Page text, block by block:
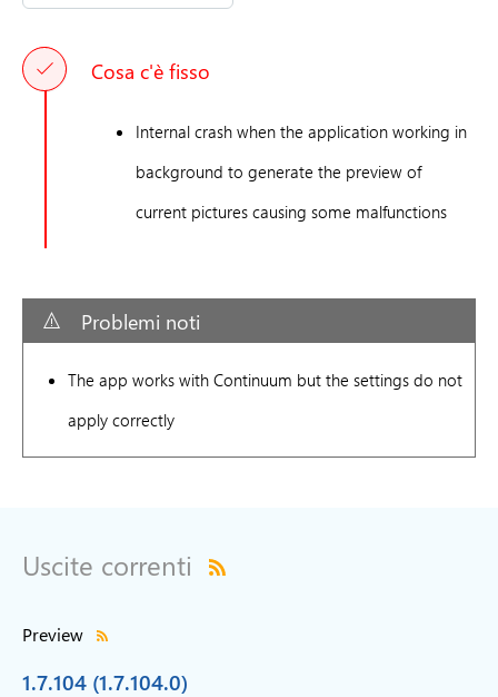
Cosa c'è fisso
Internal crash when the application working in
background to generate the preview of
current pictures causing some malfunctions
Problemi noti
The app works with Continuum but the settings do not
apply correctly
Uscite correnti
Preview
1.7.104 (1.7.104.0)